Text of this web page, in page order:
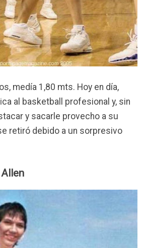
medía 1,80 mts. Hoy en día,
al basketball profesional y, sin
y sacarle provecho a su
retiró debido a un sorpresivo